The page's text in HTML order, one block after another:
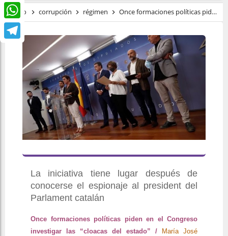
Twitter
WhatsApp
Inicio corrupción régimen Once formaciones políticas piden en el Congreso investigar las “cloacas del estado”
La iniciativa tiene lugar después de
conocerse el espionaje al president del
Parlament catalán
Once formaciones políticas piden en el Congreso
investigar las “cloacas del estado” /
María José